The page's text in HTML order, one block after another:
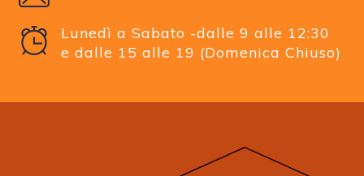
Lunedì a Sabato -dalle 9 alle 12:30
e dalle 15 alle 19 (Domenica Chiuso)